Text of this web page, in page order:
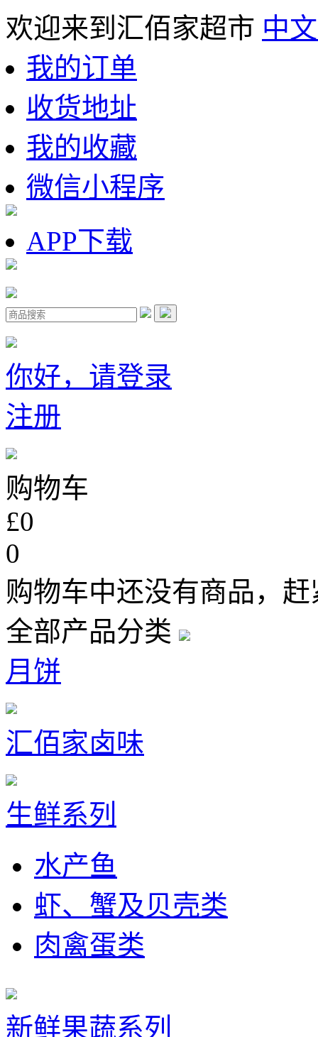
欢迎来到汇佰家超市 中
我的订单
收货地址
我的收藏
微信小程序
APP下载
你好，请登录
注册
购物车
£0
0
购物车中还没有商品，
全部产品分类
月饼
汇佰家卤味
生鲜系列
水产鱼
虾、蟹及贝壳类
肉禽蛋类
新鲜果蔬系列